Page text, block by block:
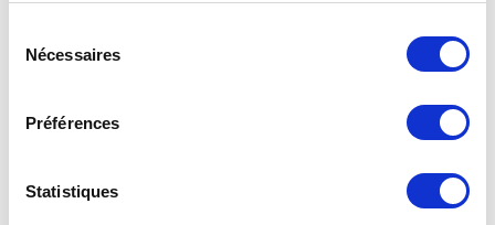
Nécessaires
Préférences
Statistiques